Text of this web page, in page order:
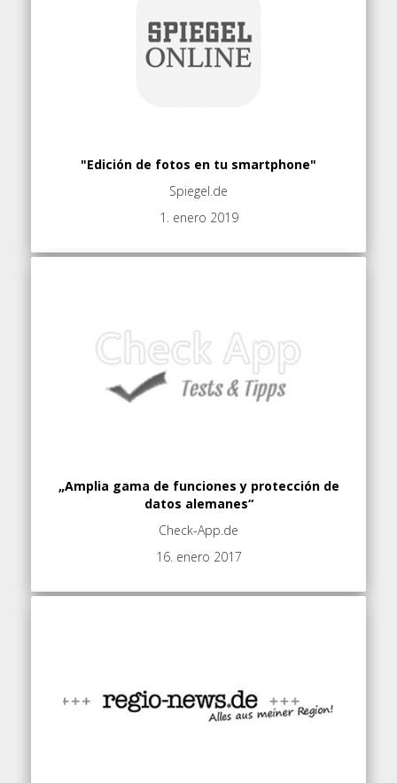
"Edición de fotos en tu smartphone"
Spiegel.de
1. enero 2019
„Amplia gama de funciones y protección de
datos alemanes“
Check-App.de
16. enero 2017